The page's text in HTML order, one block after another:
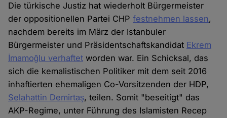
Die türkische Justiz hat wiederholt Bürgermeister
der oppositionellen Partei CHPfestnehmen lassen,
nachdem bereits im März der Istanbuler
Bürgermeister und Präsidentschaftskandidat Ekrem
İmamoğlu verhaftet worden war. Ein Schicksal, das
sich die kemalistischen Politiker mit dem seit 2016
inhaftierten ehemaligen Co-Vorsitzenden der HDP,
Selahattin Demirtaş, teilen. Somit "beseitigt" das
AKP-Regime, unter Führung des Islamisten Recep